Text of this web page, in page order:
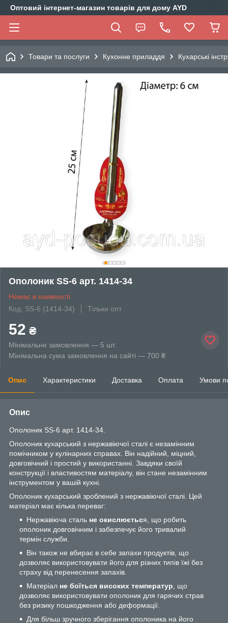
Оптовий інтернет-магазин товарів для дому AYD
Товари та послуги Кухонне приладдя Кухарські
Ополоник SS-6 арт. 1414-34
Немає в наявності
Код: SS-6 (1414-34)
Тільки опт
52 ₴
Мінімальне замовлення — 5 шт.
Мінімальна сума замовлення на сайті — 700 ₴
Опис Характеристики Доставка Оплата Умови
Опис
Ополоник SS-6 арт. 1414-34.
Ополоник кухарський з нержавіючої сталі є незамінним
помічником у кулінарних справах. Він надійний, міцний,
довговічний і простий у використанні. Завдяки своїй
конструкції і властивостям матеріалу, він стане незамінним
інструментом у вашій кухні.
Ополоник кухарський зроблений з нержавіючої сталі. Цей
матеріал має кілька переваг:
Нержавіюча сталь не окислюється, що робить
ополоник довговічним і забезпечує його тривалий
термін служби.
Він також не вбирає в себе запахи продуктів, що
дозволяє використовувати його для різних типів їжі без
страху від перенесення запахів.
Матеріал не боїться високих температур , що
дозволяє використовувати ополоник для гарячих страв
без ризику пошкодження або деформації.
Для більш зручного зберігання ополоника на його